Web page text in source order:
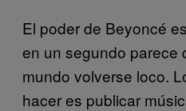
El poder de Beyoncé
en un segundo parece
mundo volverse loco.
hacer es publicar